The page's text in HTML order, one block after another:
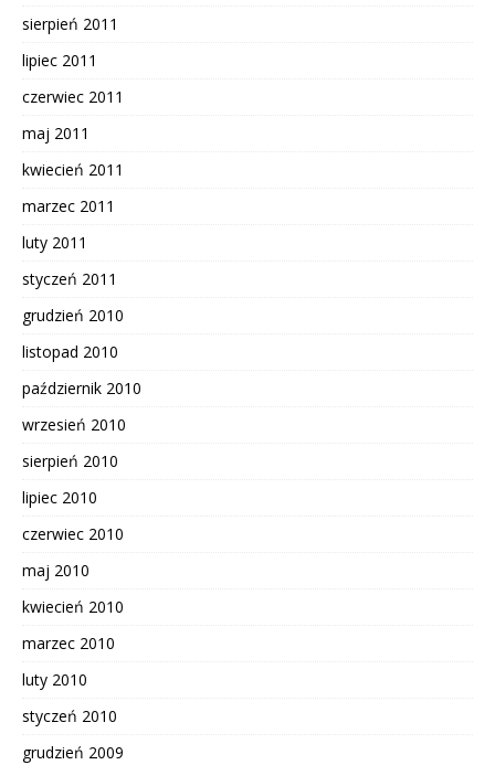
sierpień 2011
lipiec 2011
czerwiec 2011
maj 2011
kwiecień 2011
marzec 2011
luty 2011
styczeń 2011
grudzień 2010
listopad 2010
październik 2010
wrzesień 2010
sierpień 2010
lipiec 2010
czerwiec 2010
maj 2010
kwiecień 2010
marzec 2010
luty 2010
styczeń 2010
grudzień 2009